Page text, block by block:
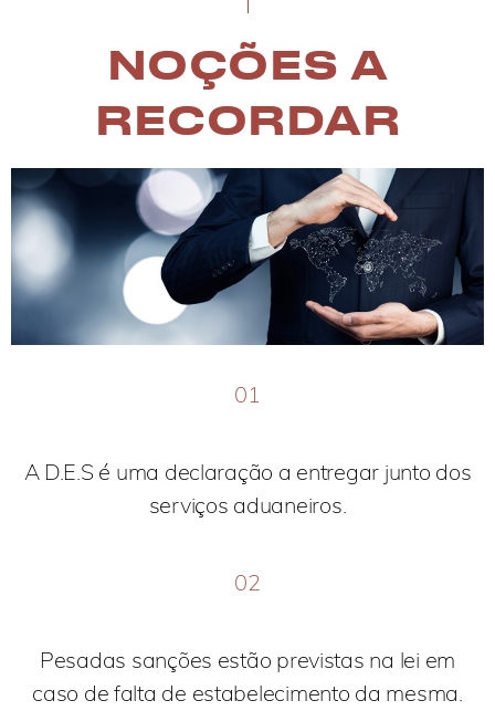
NOÇÕES A
RECORDAR
01
A D.E.S é uma declaração a entregar junto dos
serviços aduaneiros.
02
Pesadas sanções estão previstas na lei em
caso de falta de estabelecimento da mesma.